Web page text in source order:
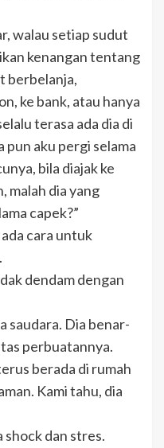
walau setiap sudut
kenangan tentang
berbelanja,
ke bank, atau hanya
terasa ada dia di
pun aku pergi selama
bila diajak ke
malah dia yang
capek?”
cara untuk
dendam dengan
saudara. Dia benar-
perbuatannya.
berada di rumah
Kami tahu, dia
shock dan stres.